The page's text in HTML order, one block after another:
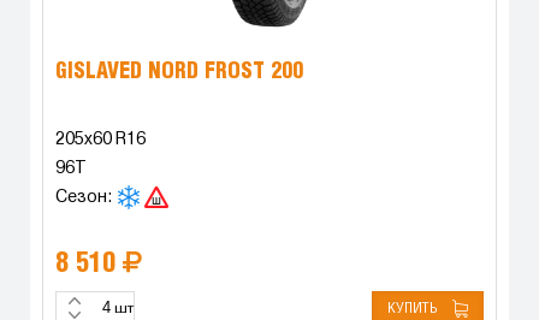
GISLAVED NORD FROST 200
205x60 R16
96T
Сезон:
8 510
шт КУПИТЬ